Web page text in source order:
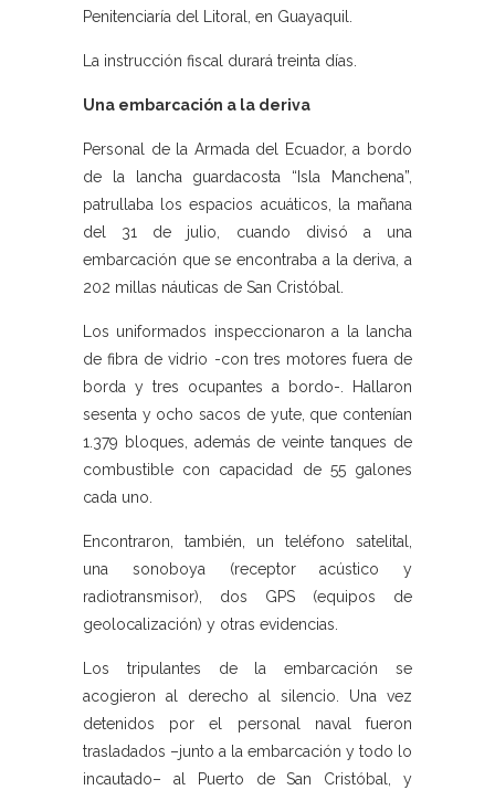
Penitenciaría del Litoral, en Guayaquil.
La instrucción fiscal durará treinta días.
Una embarcación a la deriva
Personal de la Armada del Ecuador, a bordo
de la lancha guardacosta “Isla Manchena”,
patrullaba los espacios acuáticos, la mañana
del 31 de julio, cuando divisó a una
embarcación que se encontraba a la deriva, a
202 millas náuticas de San Cristóbal.
Los uniformados inspeccionaron a la lancha
de fibra de vidrio -con tres motores fuera de
borda y tres ocupantes a bordo-. Hallaron
sesenta y ocho sacos de yute, que contenían
1.379 bloques, además de veinte tanques de
combustible con capacidad de 55 galones
cada uno.
Encontraron, también, un teléfono satelital,
una sonoboya (receptor acústico y
radiotransmisor), dos GPS (equipos de
geolocalización) y otras evidencias.
Los tripulantes de la embarcación se
acogieron al derecho al silencio. Una vez
detenidos por el personal naval fueron
trasladados –junto a la embarcación y todo lo
incautado– al Puerto de San Cristóbal, y